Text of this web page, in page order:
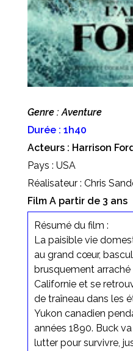
Genre : Aventure
Durée : 1h40
Acteurs : Harrison
Pays : USA
Réalisateur : Chris
Film A partir de 3 ans
Résumé du film :
La paisible vie
au grand cœur,
brusquement
Californie et se
de traîneau dans les
Yukon canadien
années 1890. Buck
lutter pour survivre,